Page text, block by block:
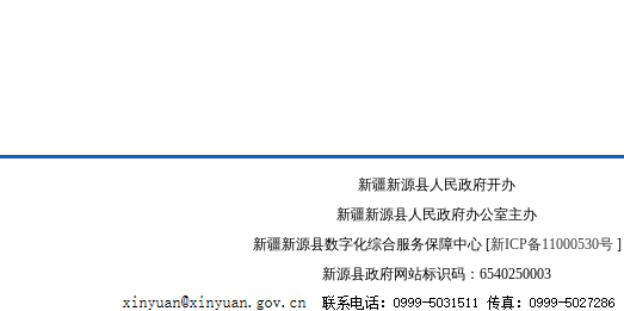
新疆新源县人民政府开办
新疆新源县人民政府办公室主办
新疆新源县数字化综合服务保障中心 [新ICP备11000530号]
新源县政府网站标识码：6540250003